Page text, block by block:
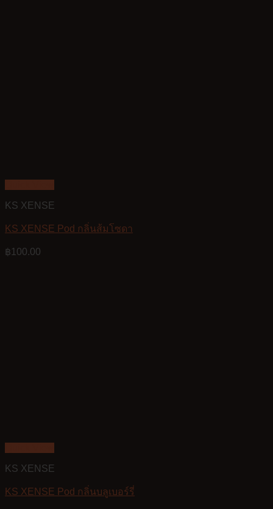
KS XENSE
KS XENSE Pod กลิ่นส้มโซดา
฿100.00
KS XENSE
KS XENSE Pod กลิ่นบลูเบอร์รี่